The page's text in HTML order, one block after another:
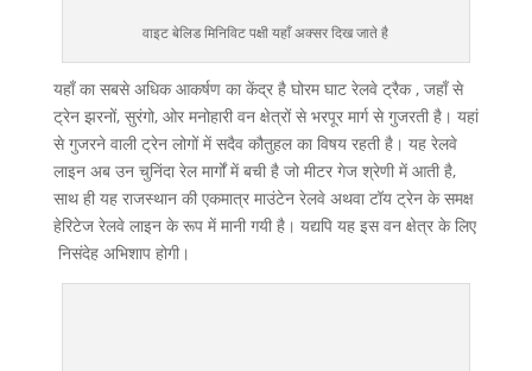
वाइट बेलिड मिनिविट पक्षी यहाँ अक्सर दिख जाते है
यहाँ का सबसे अधिक आकर्षण का केंद्र है घोरम घाट रेलवे ट्रैक , जहाँ से
ट्रेन झरनों, सुरंगो, ओर मनोहारी वन क्षेत्रों से भरपूर मार्ग से गुजरती है। यहां
से गुजरने वाली ट्रेन लोगों में सदैव कौतुहल का विषय रहती है। यह रेलवे
लाइन अब उन चुनिंदा रेल मार्गों में बची है जो मीटर गेज श्रेणी में आती है,
साथ ही यह राजस्थान की एकमात्र माउंटेन रेलवे अथवा टॉय ट्रेन के समक्ष
हेरिटेज रेलवे लाइन के रूप में मानी गयी है। यद्यपि यह इस वन क्षेत्र के लिए
निसंदेह अभिशाप होगी।